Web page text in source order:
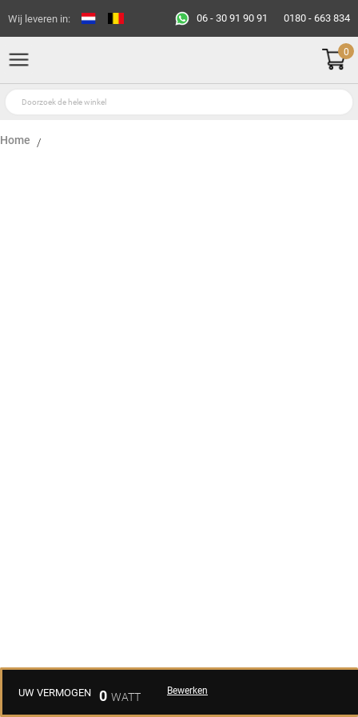
Wij leveren in: 06 - 30 91 90 91 0180 - 663 834
0
Home
UW VERMOGEN 0 Bewerken